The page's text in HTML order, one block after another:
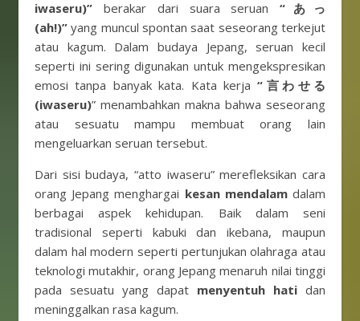
iwaseru)” berakar dari suara seruan“あっ
(ah!)” yang muncul spontan saat seseorang terkejut
atau kagum. Dalam budaya Jepang, seruan kecil
seperti ini sering digunakan untuk mengekspresikan
emosi tanpa banyak kata. Kata kerja“言わせる
(iwaseru)” menambahkan makna bahwa seseorang
atau sesuatu mampu membuat orang lain
mengeluarkan seruan tersebut.
Dari sisi budaya, “atto iwaseru” merefleksikan cara
orang Jepang menghargai kesan mendalamdalam
berbagai aspek kehidupan. Baik dalam seni
tradisional seperti kabuki dan ikebana, maupun
dalam hal modern seperti pertunjukan olahraga atau
teknologi mutakhir, orang Jepang menaruh nilai tinggi
pada sesuatu yang dapat menyentuh hati dan
meninggalkan rasa kagum.